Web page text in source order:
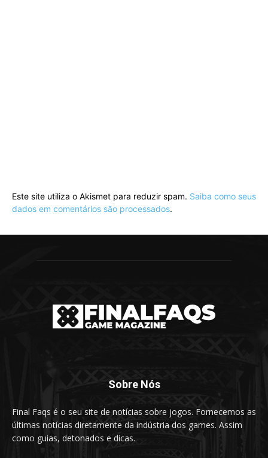
Este site utiliza o Akismet para reduzir spam. Saiba como seus
dados em comentários são processados.
Sobre Nós
Final Faqs é o seu site de notícias sobre jogos. Fornecemos as
últimas notícias diretamente da indústria dos games. Assim
como guias, detonados e dicas.